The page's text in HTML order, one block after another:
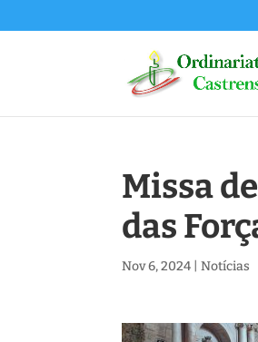
Missa
das
Nov 6, 2024 |Notícias